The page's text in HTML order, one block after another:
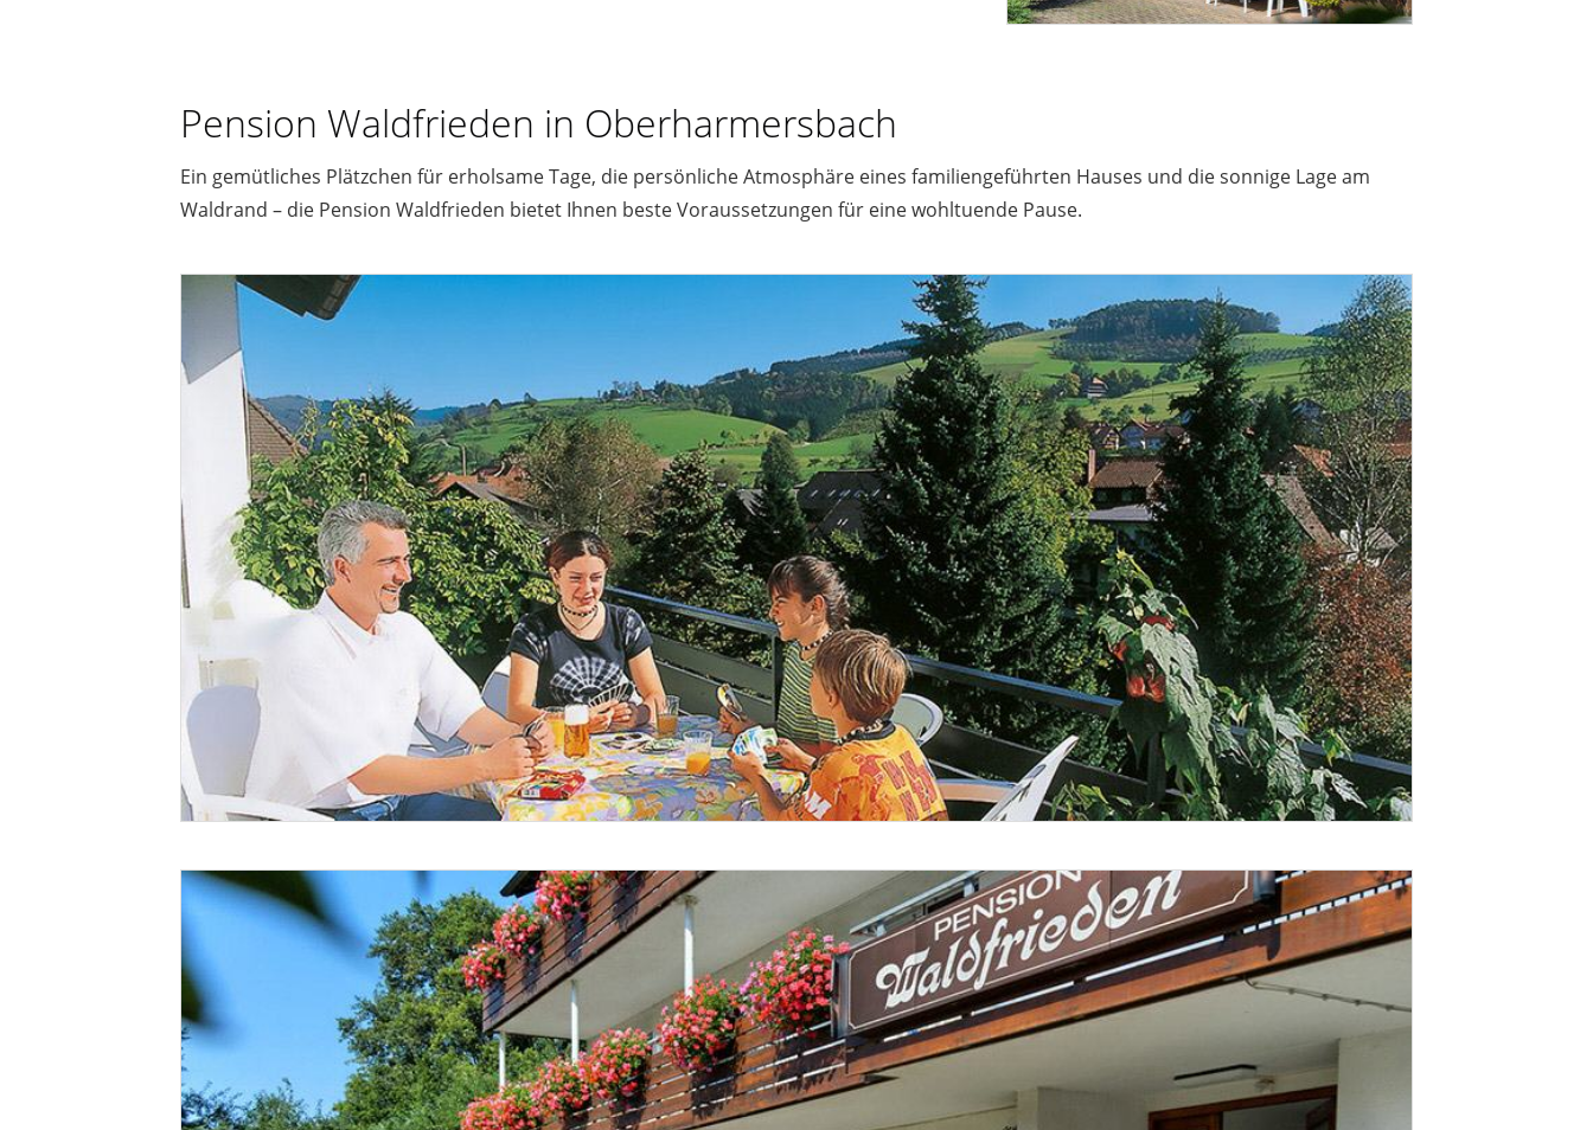
Pension Waldfrieden in Oberharmersbach
Ein gemütliches Plätzchen für erholsame Tage, die persönliche Atmosphäre eines familiengeführten Hauses und die sonnige Lage am
Waldrand – die Pension Waldfrieden bietet Ihnen beste Voraussetzungen für eine wohltuende Pause.